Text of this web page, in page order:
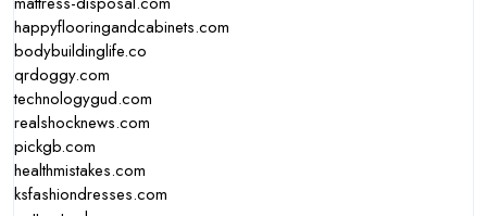
happyflooringandcabinets.com
bodybuildinglife.co
qrdoggy.com
technologygud.com
realshocknews.com
pickgb.com
healthmistakes.com
ksfashiondresses.com